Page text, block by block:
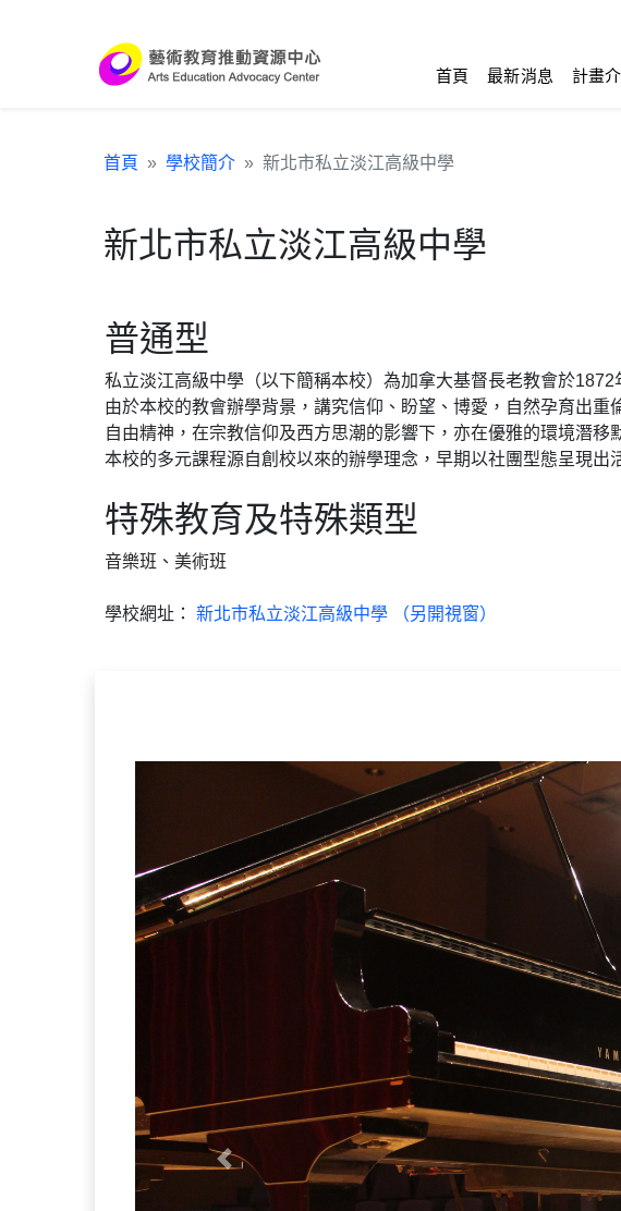
首頁 最新消息 計畫
首頁 學校簡介 新北市私立淡江高級中學
新北市私立淡江高級中學
普通型
私立淡江高級中學（以下簡稱本校）為加拿大基督長老教會於
由於本校的教會辦學背景，講究信仰、盼望、博愛，自然孕育出
自由精神，在宗教信仰及西方思潮的影響下，亦在優雅的環境潛
本校的多元課程源自創校以來的辦學理念，早期以社團型態呈現
特殊教育及特殊類型
音樂班、美術班
學校網址： 新北市私立淡江高級中學 （另開視窗）
Previous